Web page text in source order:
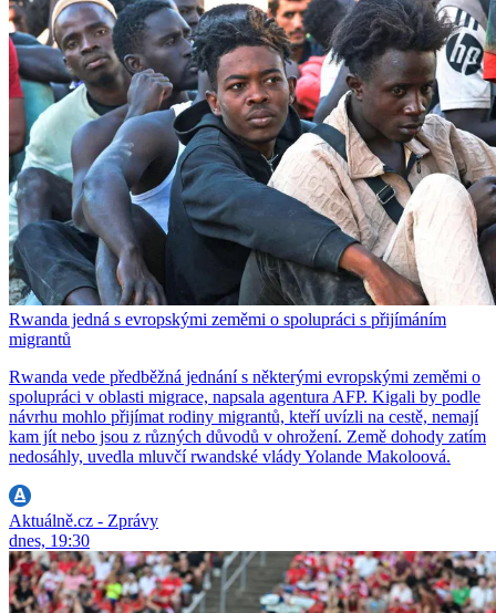
Rwanda jedná s evropskými zeměmi o spolupráci s přijímáním
migrantů
Rwanda vede předběžná jednání s některými evropskými zeměmi o
spolupráci v oblasti migrace, napsala agentura AFP. Kigali by podle
návrhu mohlo přijímat rodiny migrantů, kteří uvízli na cestě, nemají
kam jít nebo jsou z různých důvodů v ohrožení. Země dohody zatím
nedosáhly, uvedla mluvčí rwandské vlády Yolande Makoloová.
Aktuálně.cz - Zprávy
dnes, 19:30